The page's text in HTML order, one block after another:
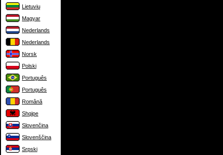
Lietuvių
Magyar
Nederlands
Nederlands
Norsk
Polski
Português
Português
Română
Shqipe
Slovenčina
Slovenščina
Srpski